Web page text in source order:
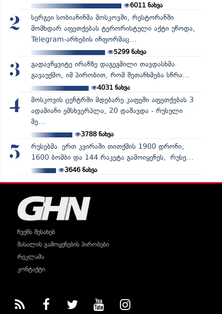
6011 ნახვა
2
სერგეი სობიანინმა მოსკოვში, რესტორანში
მომხდარ აფეთქებას ტერორისტული აქტი უწოდა,
Telegram-არხების ინფორმაც...
5299ნახვა
3
გადავწყვიტე ირანზე დაგეგმილი თავდასხმა
გავაუქმო, იმ პირობით, რომ შეთანხმება სწრა...
4031ნახვა
4
მოსკოვის ცენტრში მდებარე კაფეში აფეთქებას 3
ადამიანი ემსხვერპლა, 20 დაშავდა - რუსული
მე...
3788ნახვა
5
რუსებმა ერთ კვირაში თითქმის 1900 დრონი,
1600 ბომბი და 144 რაკეტა გამოიყენეს, რუსე...
3646ნახვა
ჩვენს შესახებ
მასალის გამოყენების პირობები
რეკლამა
კონტაქტი